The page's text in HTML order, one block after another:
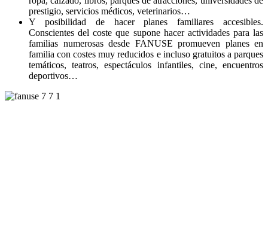
prestigio, servicios médicos, veterinarios…
Y posibilidad de hacer planes familiares accesibles.
Conscientes del coste que supone hacer actividades para las
familias numerosas desde FANUSE promueven planes en
familia con costes muy reducidos e incluso gratuitos a parques
temáticos, teatros, espectáculos infantiles, cine, encuentros
deportivos…